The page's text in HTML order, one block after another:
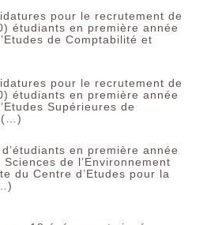
pour le recrutement de
étudiants en première année
de Comptabilité et
pour le recrutement de
étudiants en première année
Supérieures de
(…)
en première année
de l’Environnement
du Centre d’Etudes pour la